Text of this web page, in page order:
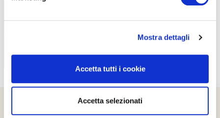
Mostra dettagli
Accetta tutti i cookie
Accetta selezionati